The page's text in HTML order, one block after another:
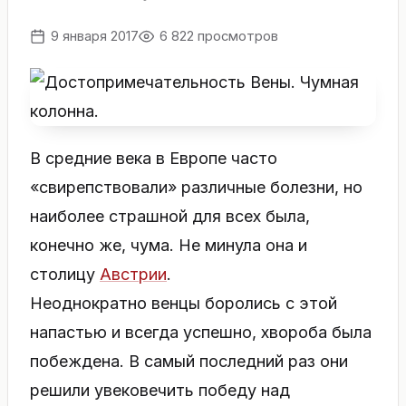
9 января 2017 6 822 просмотров
В средние века в Европе часто
«свирепствовали» различные болезни, но
наиболее страшной для всех была,
конечно же, чума. Не минула она и
столицу Австрии.
Неоднократно венцы боролись с этой
напастью и всегда успешно, хвороба была
побеждена. В самый последний раз они
решили увековечить победу над